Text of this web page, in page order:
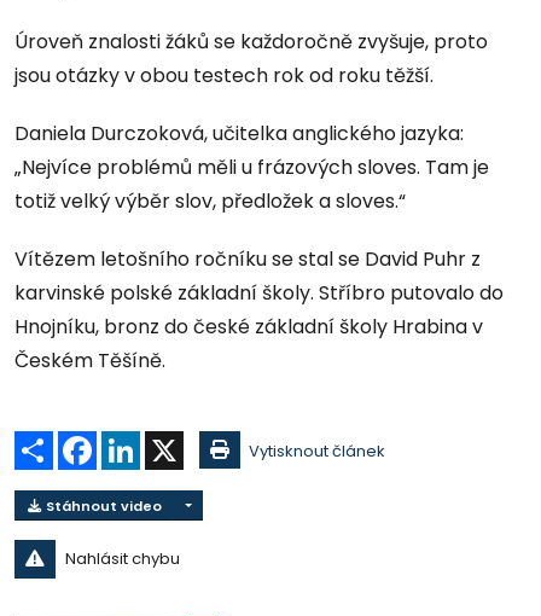
Úroveň znalosti žáků se každoročně zvyšuje, proto
jsou otázky v obou testech rok od roku těžší.
Daniela Durczoková, učitelka anglického jazyka:
„Nejvíce problémů měli u frázových sloves. Tam je
totiž velký výběr slov, předložek a sloves.“
Vítězem letošního ročníku se stal se David Puhr z
karvinské polské základní školy. Stříbro putovalo do
Hnojníku, bronz do české základní školy Hrabina v
Českém Těšíně.
Sdílet Facebook
LinkedIn Vytisknout článek
Stáhnout video
Nahlásit chybu